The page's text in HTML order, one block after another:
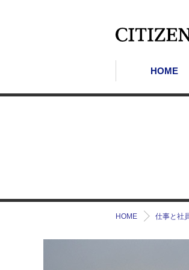
HOME
HOME 仕事と社